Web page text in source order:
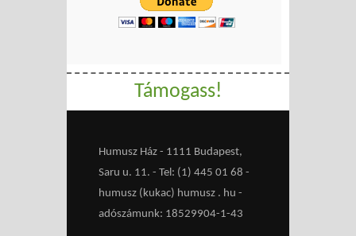
Támogass!
Humusz Ház - 1111 Budapest,
Saru u. 11. - Tel: (1) 445 01 68 -
humusz (kukac) humusz . hu -
adószámunk: 18529904-1-43